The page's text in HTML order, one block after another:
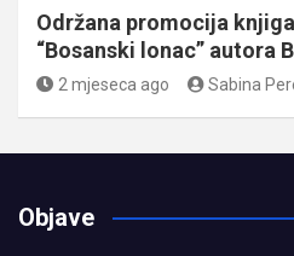
Održana promocija
“Bosanski lonac” autora
2 mjeseca ago Sabina
Objave